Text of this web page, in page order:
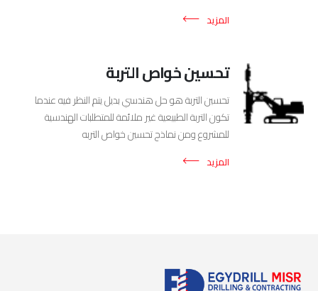
المزيد
تحسين خواص التربة
تحسين التربة هو حل هندسي بديل يتم النظر فيه عندما
تكون التربة الطبيعية غير ملائمة للمتطلبات الهندسية
للمشروع ومن نماذج تحسين خواص التربه
المزيد